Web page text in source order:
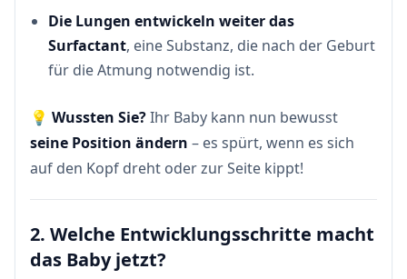
Die Lungen entwickeln weiter das
Surfactant, eine Substanz, die nach der Geburt
für die Atmung notwendig ist.
💡 Wussten Sie?Ihr Baby kann nun bewusst
seine Position ändern – es spürt, wenn es sich
auf den Kopf dreht oder zur Seite kippt!
2. Welche Entwicklungsschritte macht
das Baby jetzt?